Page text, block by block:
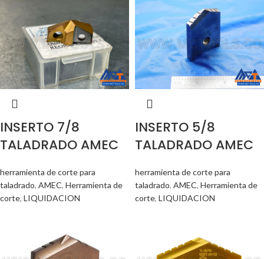
INSERTO 7/8
TALADRADO AMEC
herramienta de corte para
taladrado, AMEC, Herramienta de
corte, LIQUIDACION
INSERTO 5/8
TALADRADO AMEC
herramienta de corte para
taladrado, AMEC, Herramienta de
corte, LIQUIDACION